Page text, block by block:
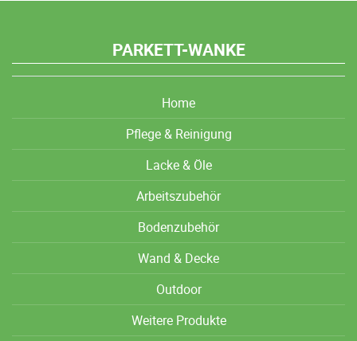
PARKETT-WANKE
Home
Pflege & Reinigung
Lacke & Öle
Arbeitszubehör
Bodenzubehör
Wand & Decke
Outdoor
Weitere Produkte